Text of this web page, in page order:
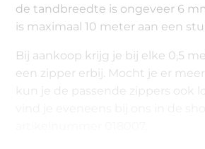
de tandbreedte is ongeveer 6
is maximaal 10 meter aan een
Bij aankoop krijg je bij elke 0,5
een zipper erbij. Mocht je er
kun je de passende zippers ook